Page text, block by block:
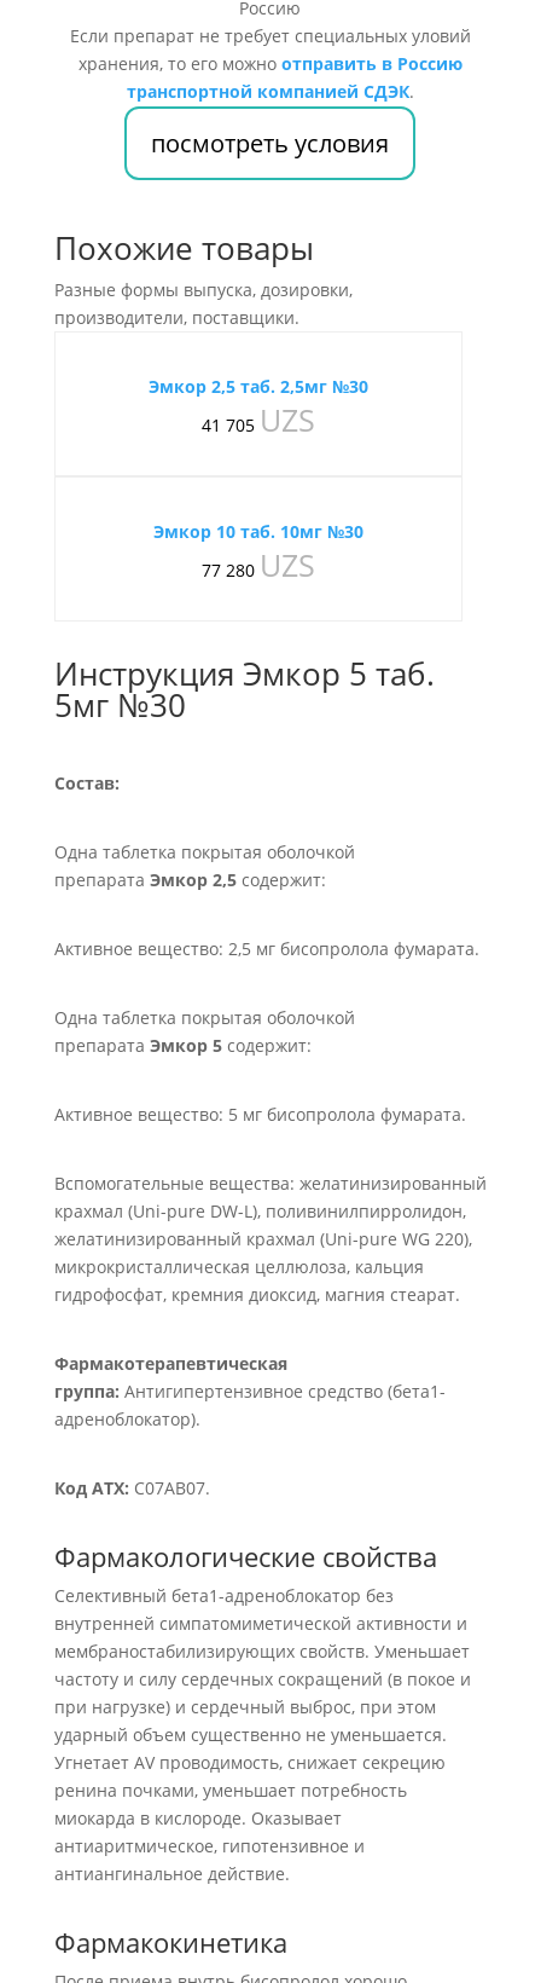
Если препарат не требует специальных уловий
хранения, то его можно отправить в Россию
транспортной компанией СДЭК.
посмотреть условия
Похожие товары
Разные формы выпуска, дозировки,
производители, поставщики.
Эмкор 2,5 таб. 2,5мг №30
41 705 UZS
Эмкор 10 таб. 10мг №30
77 280 UZS
Инструкция Эмкор 5 таб.
5мг №30
Состав:
Одна таблетка покрытая оболочкой
препарата Эмкор 2,5содержит:
Активное вещество: 2,5 мг бисопролола фумарата.
Одна таблетка покрытая оболочкой
препарата Эмкор 5содержит:
Активное вещество: 5 мг бисопролола фумарата.
Вспомогательные вещества: желатинизированный
крахмал (Uni-pure DW-L), поливинилпирролидон,
желатинизированный крахмал (Uni-pure WG 220),
микрокристаллическая целлюлоза, кальция
гидрофосфат, кремния диоксид, магния стеарат.
Фармакотерапевтическая
группа: Антигипертензивное средство (бета1-
адреноблокатор).
Код АТХ: C07AB07.
Фармакологические свойства
Селективный бета1-адреноблокатор без
внутренней симпатомиметической активности и
мембраностабилизирующих свойств. Уменьшает
частоту и силу сердечных сокращений (в покое и
при нагрузке) и сердечный выброс, при этом
ударный объем существенно не уменьшается.
Угнетает AV проводимость, снижает секрецию
ренина почками, уменьшает потребность
миокарда в кислороде. Оказывает
антиаритмическое, гипотензивное и
антиангинальное действие.
Фармакокинетика